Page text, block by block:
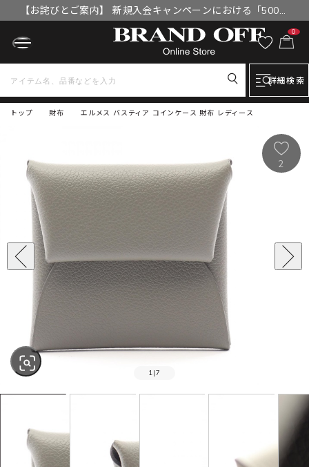
【お詫びとご案内】 新規入会キャンペーンにおける「500円
OFFクーポン」付与漏れと補填について
0
詳細検索
トップ エルメス バスティア コインケース 財布 レディース
財布
1 |7
2